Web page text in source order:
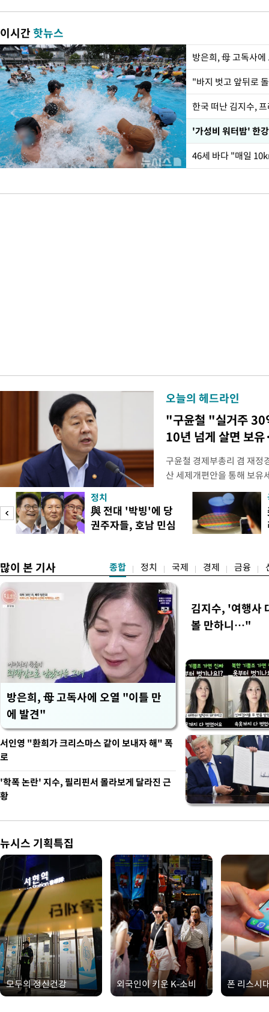
이시간핫뉴스
방은희, 母 고독사
한국 떠난 김지수,
오늘의 헤드라인
"구윤철 "실거주 30
10년 넘게 살면 보
구윤철 경제부총리 겸 재정
산 세제개편안을 통해 보유
지적에 대해 "사는(실거주
어들고 나중에 팔 때 양도
총리는 이날 오전 MBC 라
터뷰에서 "이게(30억원 이
정치
與 전대 '박빙'에 당
권주자들, 호남 민심
많이 본 기사 종합 정치 국제 경제 금융
방은희, 母 고독사에 오열 "이틀 만
에 발견"
김지수, '여행사
볼 만하니…"
서인영 "환희가 크리스마스 같이 보내자 해" 폭
로
'학폭 논란' 지수, 필리핀서 몰라보게 달라진 근
황
뉴시스 기획특집
모두의 정신건강 외국인이 키운 K-소비 폰 리스시